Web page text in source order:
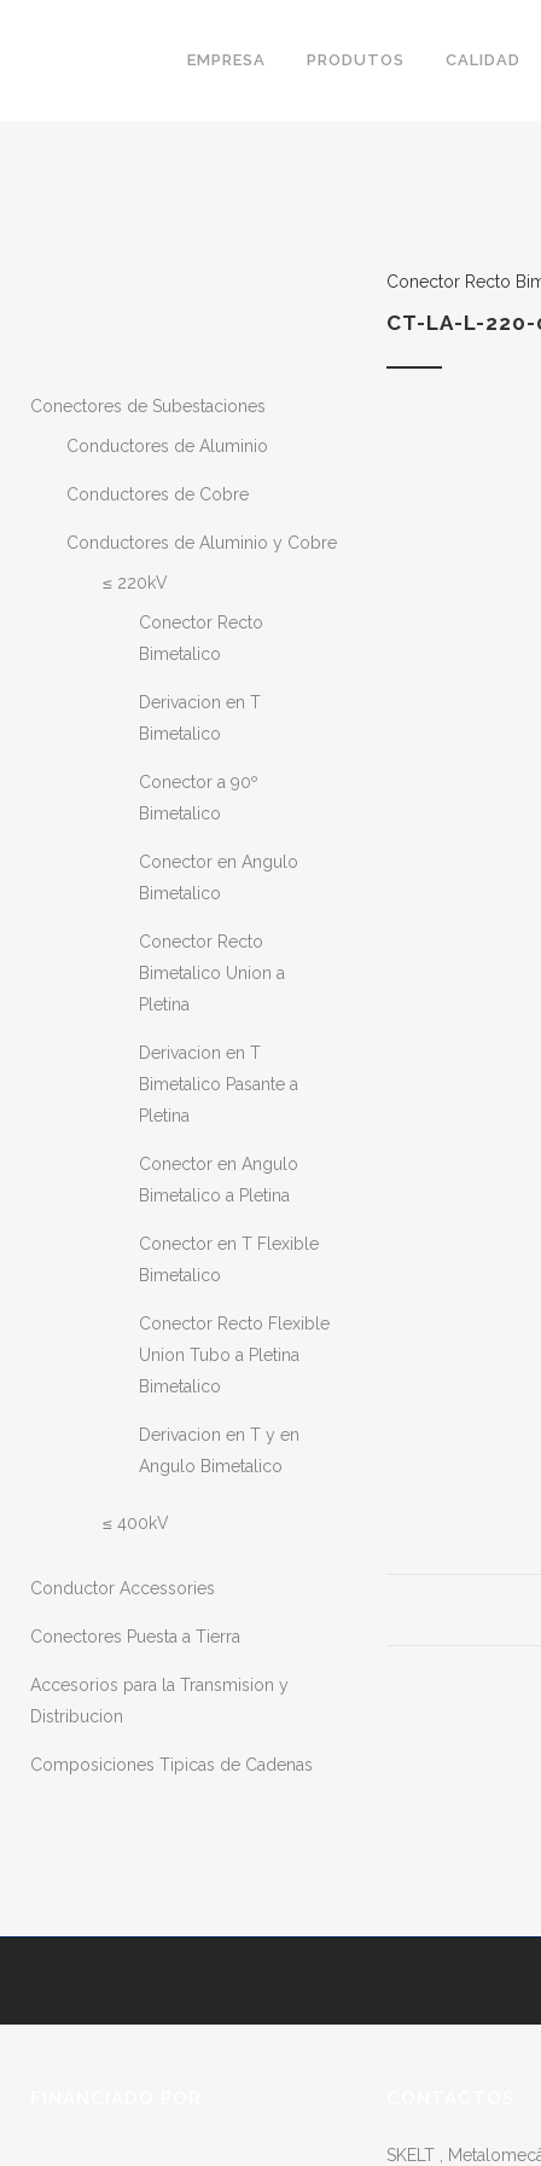
EMPRESA PRODUTOS CALIDAD
Conectores de Subestaciones
Conductores de Aluminio
Conductores de Cobre
Conductores de Aluminio y Cobre
≤ 220kV
Conector Recto
Bimetalico
Derivacion en T
Bimetalico
Conector a 90º
Bimetalico
Conector en Angulo
Bimetalico
Conector Recto
Bimetalico Union a
Pletina
Derivacion en T
Bimetalico Pasante a
Pletina
Conector en Angulo
Bimetalico a Pletina
Conector en T Flexible
Bimetalico
Conector Recto Flexible
Union Tubo a Pletina
Bimetalico
Derivacion en T y en
Angulo Bimetalico
≤ 400kV
Conductor Accessories
Conectores Puesta a Tierra
Accesorios para la Transmision y
Distribucion
Composiciones Tipicas de Cadenas
Conector Recto
CT-LA-L-
SKELT ,